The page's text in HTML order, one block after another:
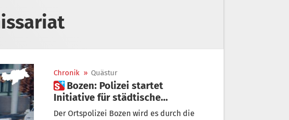
Chronik » Quästur
 Bozen: Polizei startet
Initiative für städtische
Sicherheit
Der Ortspolizei Bozen wird es durch die